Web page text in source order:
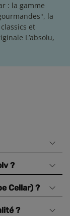
: la gamme
la
et
L’absolu,
?
Cellar) ?
?